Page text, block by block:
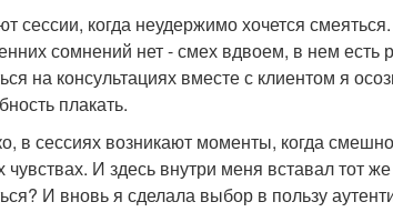
сессии, когда неудержимо хочется
сомнений нет - смех вдвоем, в нем есть
на консультациях вместе с клиентом я
плакать.
в сессиях возникают моменты, когда
чувствах. И здесь внутри меня вставал тот
И вновь я сделала выбор в пользу